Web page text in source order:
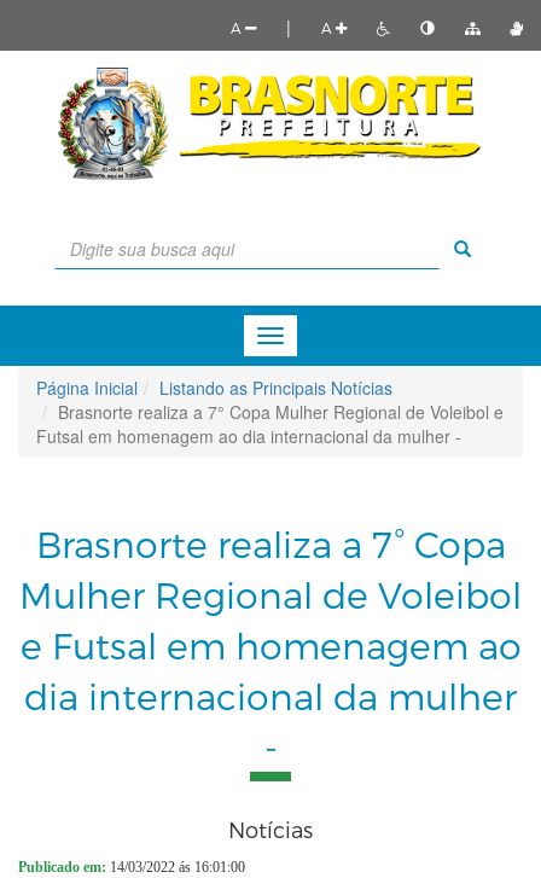
A | A
Menu
de
Navegação
Página Inicial
Listando as Principais Notícias
Brasnorte realiza a 7° Copa Mulher Regional de Voleibol e
Futsal em homenagem ao dia internacional da mulher -
Brasnorte realiza a 7° Copa
Mulher Regional de Voleibol
e Futsal em homenagem ao
dia internacional da mulher
-
Notícias
Publicado em: 14/03/2022 ás 16:01:00